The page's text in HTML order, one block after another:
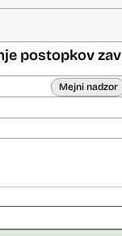
postopkov
Mejni nadzor
človekove pravice